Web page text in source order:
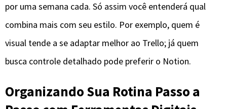
por uma semana cada. Só assim você entenderá qual
combina mais com seu estilo. Por exemplo, quem é
visual tende a se adaptar melhor ao Trello; já quem
busca controle detalhado pode preferir o Notion.
Organizando Sua Rotina Passo a